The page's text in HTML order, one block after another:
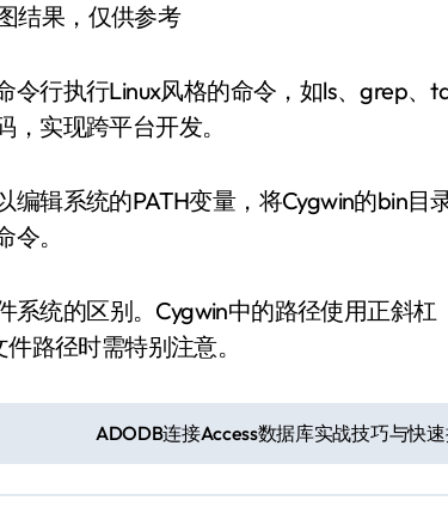
结果，仅供参考
令行执行Linux风格的命令，如ls、grep、
实现跨平台开发。
辑系统的PATH变量，将Cygwin的bin目
。
系统的区别。Cygwin中的路径使用正斜杠
路径时需特别注意。
ADODB连接Access数据库实战技巧与快